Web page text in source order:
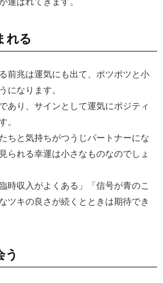
れる
前兆は運気にも出て、ポツポツと小
になります。
あり、サインとして運気にポジティ
。
ちと気持ちがつうじパートナーにな
られる幸運は小さなものなのでしょ
時収入がよくある」「信号が青のこ
ツキの良さが続くとときは期待でき
う